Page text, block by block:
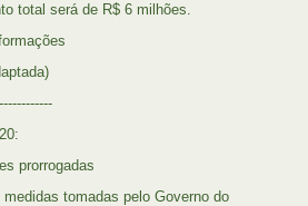
total será de R$ 6 milhões.
prorrogadas
tomadas pelo Governo do